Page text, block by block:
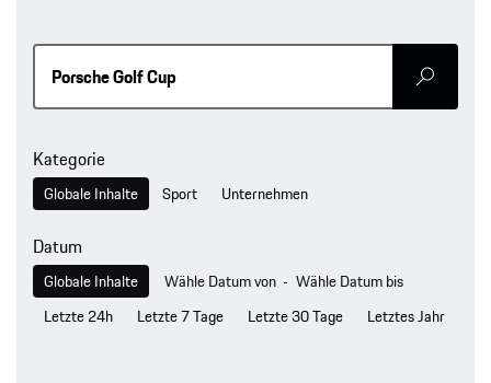
Senden
Kategorie
Globale Inhalte Sport Unternehmen
Datum
Globale Inhalte -
Letzte 24h Letzte 7 Tage Letzte 30 Tage Letztes Jahr